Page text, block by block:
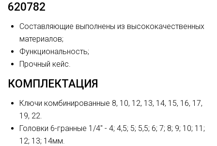
620782
Составляющие выполнены из высококачественных
материалов;
Функциональность;
Прочный кейс.
КОМПЛЕКТАЦИЯ
Ключи комбинированные 8, 10, 12, 13, 14, 15, 16, 17,
19, 22.
Головки 6-гранные 1/4" - 4; 4,5; 5; 5,5; 6; 7; 8; 9; 10; 11;
12; 13; 14мм.